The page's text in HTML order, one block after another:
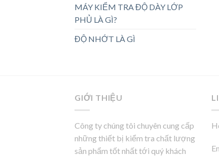
MÁY KIỂM TRA ĐỘ DÀY LỚP
PHỦ LÀ GÌ?
ĐỘ NHỚT LÀ GÌ
GIỚI THIỆU
Công ty chúng tôi chuyên cung cấp
những thiết bị kiểm tra chất lượng
sản phẩm tốt nhất tới quý khách